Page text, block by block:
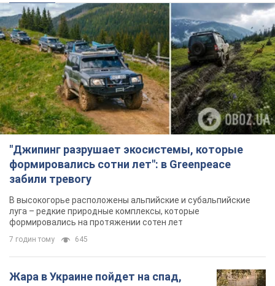
"Джипинг разрушает экосистемы, которые
формировались сотни лет": в Greenpeace
забили тревогу
В высокогорье расположены альпийские и субальпийские
луга – редкие природные комплексы, которые
формировались на протяжении сотен лет
7 годин тому 645
Жара в Украине пойдет на спад,